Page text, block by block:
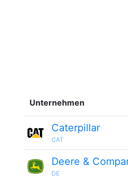
Unternehmen
Caterpillar
CAT
Deere &
DE